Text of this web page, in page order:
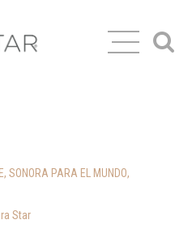
, SONORA PARA EL MUNDO,
Star